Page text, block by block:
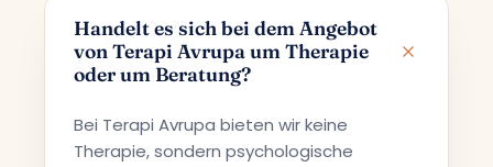
Handelt es sich bei dem Angebot
von Terapi Avrupa um Therapie
oder um Beratung?
Bei Terapi Avrupa bieten wir keine
Therapie, sondern psychologische